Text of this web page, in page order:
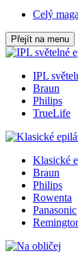
Celý
Přejít na menu
IPL
Braun
Philips
TrueLife
Klasické
Braun
Philips
Rowenta
Panasonic